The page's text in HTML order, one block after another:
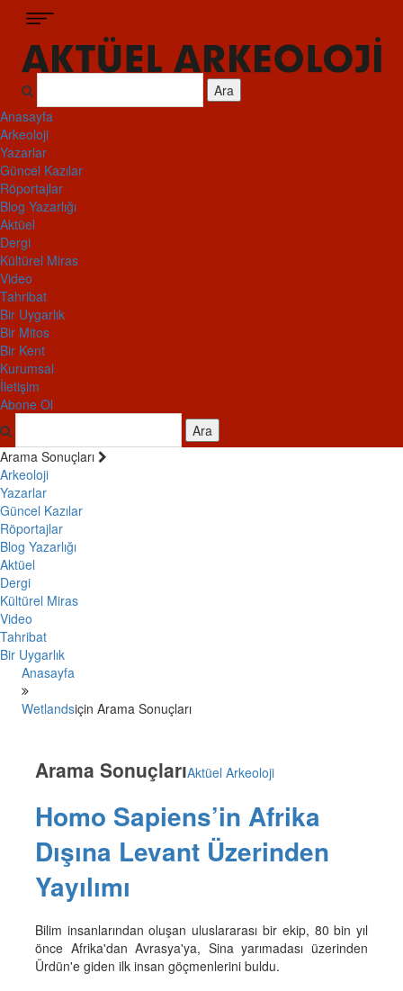
Ara
Anasayfa
Arkeoloji
Yazarlar
Güncel Kazılar
Röportajlar
Blog Yazarlığı
Aktüel
Dergi
Kültürel Miras
Video
Tahribat
Bir Uygarlık
Bir Mitos
Bir Kent
Kurumsal
İletişim
Abone Ol
Ara
Arama Sonuçları
Arkeoloji
Yazarlar
Güncel Kazılar
Röportajlar
Blog Yazarlığı
Aktüel
Dergi
Kültürel Miras
Video
Tahribat
Bir Uygarlık
Anasayfa
Wetlandsiçin Arama Sonuçları
Arama SonuçlarıAktüel Arkeoloji
Homo Sapiens’in Afrika
Dışına Levant Üzerinden
Yayılımı
Bilim insanlarından oluşan uluslararası bir ekip, 80 bin yıl
önce Afrika'dan Avrasya'ya, Sina yarımadası üzerinden
Ürdün'e giden ilk insan göçmenlerini buldu.